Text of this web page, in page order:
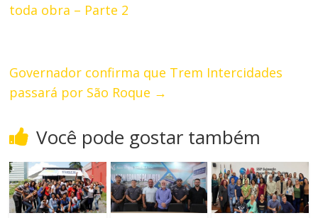
toda obra – Parte 2
Governador confirma que Trem Intercidades
passará por São Roque →
Você pode gostar também